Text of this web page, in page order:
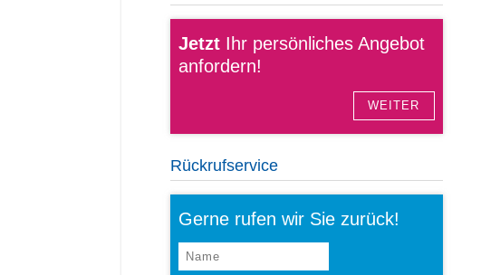
Jetzt Ihr persönliches Angebot
anfordern!
WEITER
Rückrufservice
Gerne rufen wir Sie zurück!